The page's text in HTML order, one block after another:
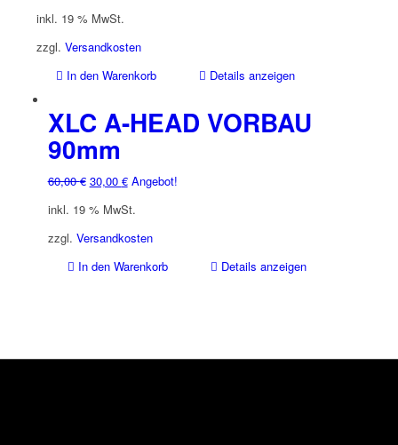
war:
79,95 €
ist:
50,00 €.
inkl. 19 % MwSt.
zzgl. Versandkosten
In den Warenkorb
Details anzeigen
XLC A-HEAD VORBAU
90mm
60,00€ Ursprünglicher
war:
60,00 €
30,00 €Aktueller
ist:
30,00 €.
Angebot!
inkl. 19 % MwSt.
zzgl. Versandkosten
In den Warenkorb
Details anzeigen